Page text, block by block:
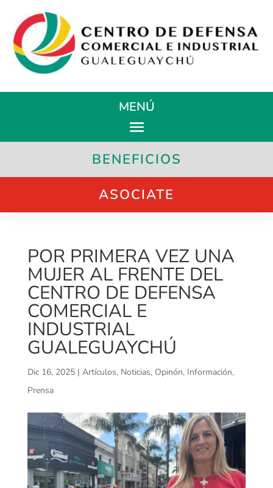
MENÚ
BENEFICIOS
ASOCIATE
POR PRIMERA VEZ UNA
MUJER AL FRENTE DEL
CENTRO DE DEFENSA
COMERCIAL E
INDUSTRIAL
GUALEGUAYCHÚ
Dic 16, 2025| Artículos, Noticias, Opinón, Información,
Prensa